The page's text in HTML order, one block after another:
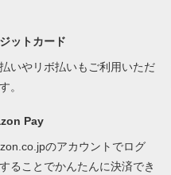
ットカード
いやリボ払いもご利用いただ
。
Pay
のアカウントでログ
ることでかんたんに決済でき